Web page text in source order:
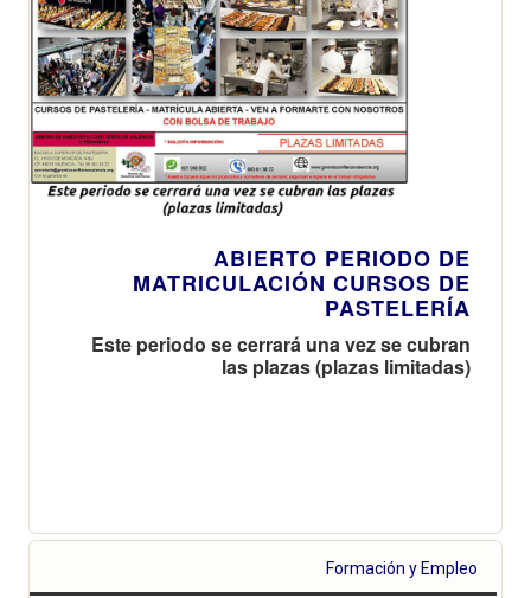
ABIERTO PERIODO DE
MATRICULACIÓN CURSOS DE
PASTELERÍA
Este periodo se cerrará una vez se cubran
las plazas (plazas limitadas)
Formación y Empleo